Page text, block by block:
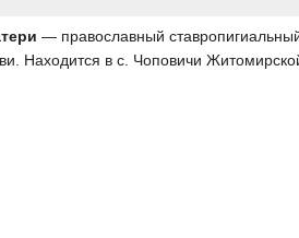
— православный
Находится в с. Чоповичи